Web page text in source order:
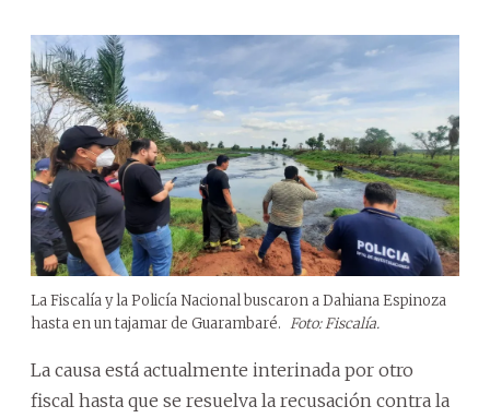
La Fiscalía y la Policía Nacional buscaron a Dahiana Espinoza
hasta en un tajamar de Guarambaré. Foto: Fiscalía.
La causa está actualmente interinada por otro
fiscal hasta que se resuelva la recusación contra la